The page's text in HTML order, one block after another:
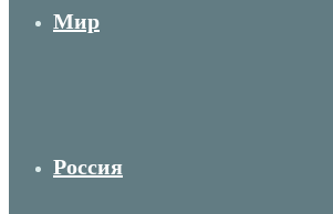
Мир
Россия